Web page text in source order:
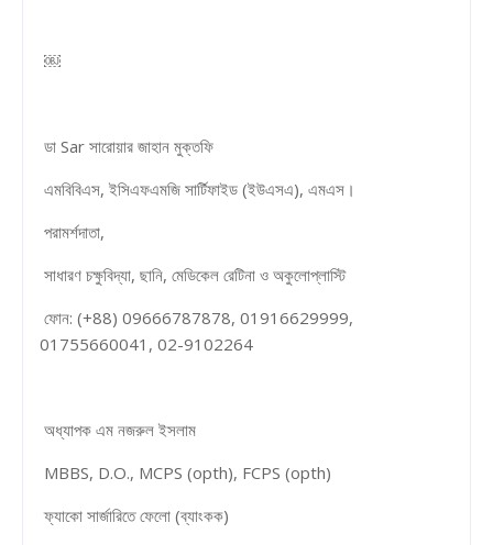
￼
ডা Sar সারোয়ার জাহান মুক্তফি
এমবিবিএস, ইসিএফএমজি সার্টিফাইড (ইউএসএ), এমএস।
পরামর্শদাতা,
সাধারণ চক্ষুবিদ্যা, ছানি, মেডিকেল রেটিনা ও অকুলোপ্লাস্টি
ফোন: (+88) 09666787878, 01916629999,
01755660041, 02-9102264
অধ্যাপক এম নজরুল ইসলাম
MBBS, D.O., MCPS (opth), FCPS (opth)
ফ্যাকো সার্জারিতে ফেলো (ব্যাংকক)